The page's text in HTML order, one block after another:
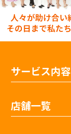
サービス内容
店舗一覧